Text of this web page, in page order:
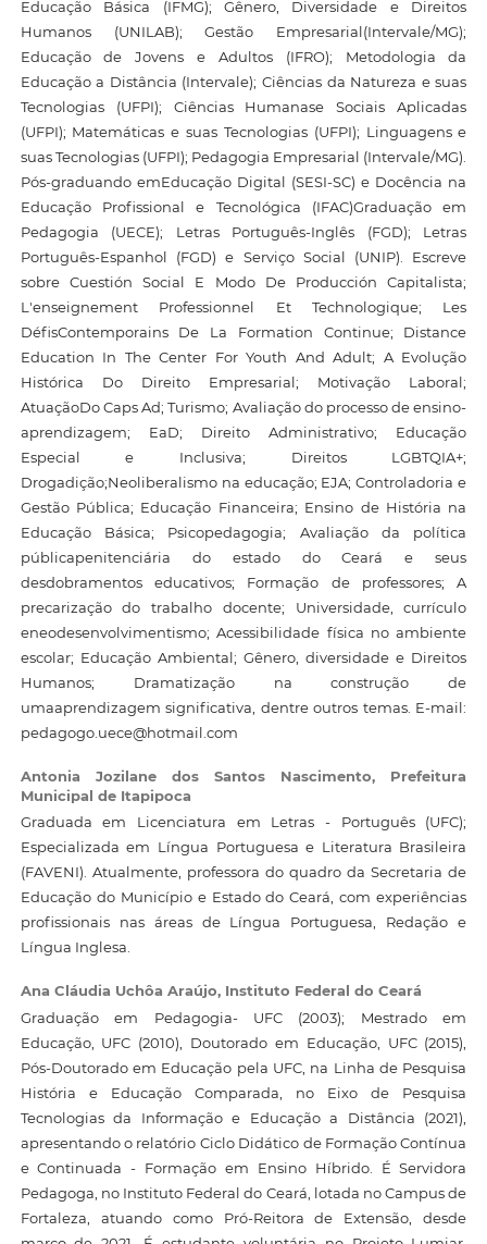
Educação Básica (IFMG); Gênero, Diversidade e Direitos
Humanos (UNILAB); Gestão Empresarial(Intervale/MG);
Educação de Jovens e Adultos (IFRO); Metodologia da
Educação a Distância (Intervale); Ciências da Natureza e suas
Tecnologias (UFPI); Ciências Humanase Sociais Aplicadas
(UFPI); Matemáticas e suas Tecnologias (UFPI); Linguagens e
suas Tecnologias (UFPI); Pedagogia Empresarial (Intervale/MG).
Pós-graduando emEducação Digital (SESI-SC) e Docência na
Educação Profissional e Tecnológica (IFAC)Graduação em
Pedagogia (UECE); Letras Português-Inglês (FGD); Letras
Português-Espanhol (FGD) e Serviço Social (UNIP). Escreve
sobre Cuestión Social E Modo De Producción Capitalista;
L'enseignement Professionnel Et Technologique; Les
DéfisContemporains De La Formation Continue; Distance
Education In The Center For Youth And Adult; A Evolução
Histórica Do Direito Empresarial; Motivação Laboral;
AtuaçãoDo Caps Ad; Turismo; Avaliação do processo de ensino-
aprendizagem; EaD; Direito Administrativo; Educação
Especial e Inclusiva; Direitos LGBTQIA+;
Drogadição;Neoliberalismo na educação; EJA; Controladoria e
Gestão Pública; Educação Financeira; Ensino de História na
Educação Básica; Psicopedagogia; Avaliação da política
públicapenitenciária do estado do Ceará e seus
desdobramentos educativos; Formação de professores; A
precarização do trabalho docente; Universidade, currículo
eneodesenvolvimentismo; Acessibilidade física no ambiente
escolar; Educação Ambiental; Gênero, diversidade e Direitos
Humanos; Dramatização na construção de
umaaprendizagem significativa, dentre outros temas. E-mail:
pedagogo.uece@hotmail.com
Antonia Jozilane dos Santos Nascimento, Prefeitura
Municipal de Itapipoca
Graduada em Licenciatura em Letras - Português (UFC);
Especializada em Língua Portuguesa e Literatura Brasileira
(FAVENI). Atualmente, professora do quadro da Secretaria de
Educação do Município e Estado do Ceará, com experiências
profissionais nas áreas de Língua Portuguesa, Redação e
Língua Inglesa.
Ana Cláudia Uchôa Araújo, Instituto Federal do Ceará
Graduação em Pedagogia- UFC (2003); Mestrado em
Educação, UFC (2010), Doutorado em Educação, UFC (2015),
Pós-Doutorado em Educação pela UFC, na Linha de Pesquisa
História e Educação Comparada, no Eixo de Pesquisa
Tecnologias da Informação e Educação a Distância (2021),
apresentando o relatório Ciclo Didático de Formação Contínua
e Continuada - Formação em Ensino Híbrido. É Servidora
Pedagoga, no Instituto Federal do Ceará, lotada no Campus de
Fortaleza, atuando como Pró-Reitora de Extensão, desde